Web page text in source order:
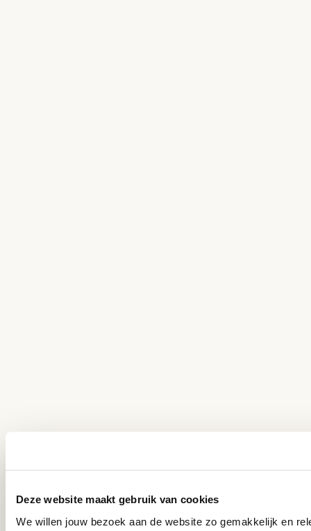
Deze website maakt gebruik van cookies
We willen jouw bezoek aan de website zo gemakkelijk en